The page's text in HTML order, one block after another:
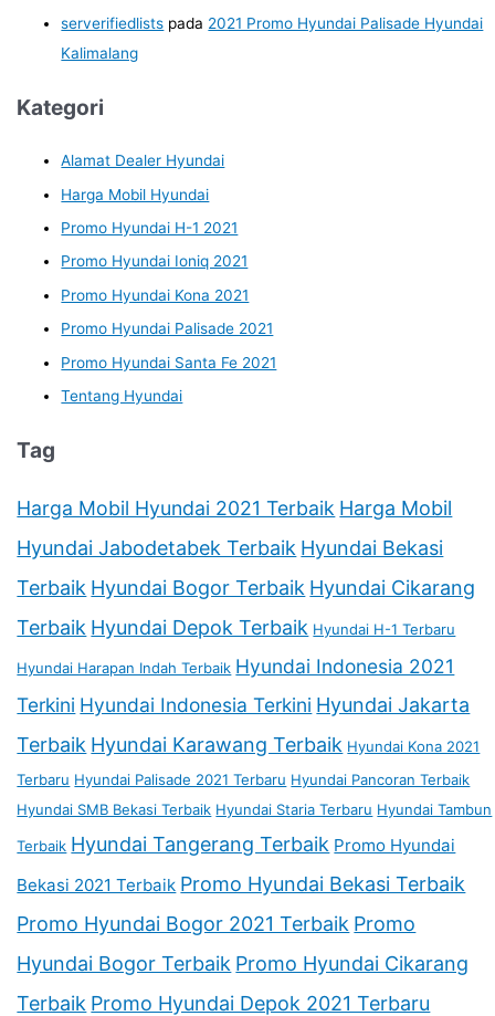
serverifiedlists pada 2021 Promo Hyundai Palisade Hyundai
Kalimalang
Kategori
Alamat Dealer Hyundai
Harga Mobil Hyundai
Promo Hyundai H-1 2021
Promo Hyundai Ioniq 2021
Promo Hyundai Kona 2021
Promo Hyundai Palisade 2021
Promo Hyundai Santa Fe 2021
Tentang Hyundai
Tag
Harga Mobil Hyundai 2021 Terbaik Harga Mobil
Hyundai Jabodetabek Terbaik Hyundai Bekasi
Terbaik Hyundai Bogor Terbaik Hyundai Cikarang
Terbaik Hyundai Depok Terbaik Hyundai H-1 Terbaru
Hyundai Harapan Indah Terbaik Hyundai Indonesia 2021
Terkini Hyundai Indonesia Terkini Hyundai Jakarta
Terbaik Hyundai Karawang Terbaik Hyundai Kona 2021
Terbaru Hyundai Palisade 2021 Terbaru Hyundai Pancoran Terbaik
Hyundai SMB Bekasi Terbaik Hyundai Staria Terbaru Hyundai Tambun
Terbaik Hyundai Tangerang Terbaik Promo Hyundai
Bekasi 2021 Terbaik Promo Hyundai Bekasi Terbaik
Promo Hyundai Bogor 2021 Terbaik Promo
Hyundai Bogor Terbaik Promo Hyundai Cikarang
Terbaik Promo Hyundai Depok 2021 Terbaru